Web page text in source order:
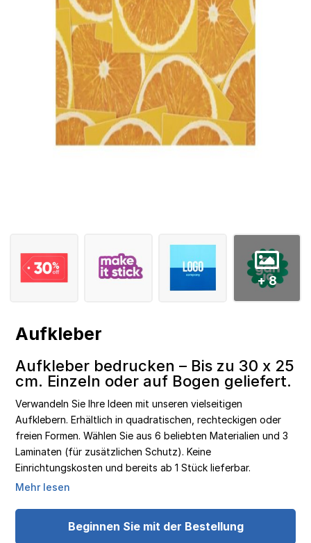
+ 8
Aufkleber
Aufkleber bedrucken – Bis zu 30 x 25
cm. Einzeln oder auf Bogen geliefert.
Verwandeln Sie Ihre Ideen mit unseren vielseitigen
Aufklebern. Erhältlich in quadratischen, rechteckigen oder
freien Formen. Wählen Sie aus 6 beliebten Materialien und 3
Laminaten (für zusätzlichen Schutz). Keine
Einrichtungskosten und bereits ab 1 Stück lieferbar.
Mehr lesen
Beginnen Sie mit der Bestellung